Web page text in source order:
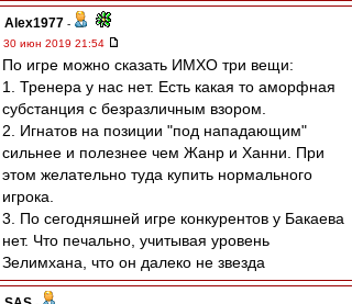
Alex1977 -
30 июн 2019 21:54
По игре можно сказать ИМХО три вещи:
1. Тренера у нас нет. Есть какая то аморфная
субстанция с безразличным взором.
2. Игнатов на позиции "под нападающим"
сильнее и полезнее чем Жанр и Ханни. При
этом желательно туда купить нормального
игрока.
3. По сегодняшней игре конкурентов у Бакаева
нет. Что печально, учитывая уровень
Зелимхана, что он далеко не звезда